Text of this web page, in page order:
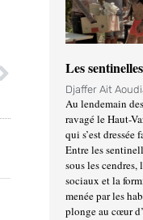
Les
Djaffer Ait
Au lendemain
ravagé le Haut-
qui s’est dressée
Entre les
sous les cendres,
sociaux et la
menée par les
plonge au cœur